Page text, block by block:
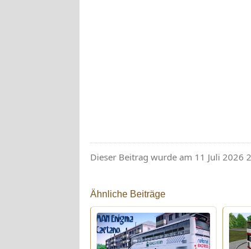
Dieser Beitrag wurde am 11 Juli 2026
Ähnliche Beiträge